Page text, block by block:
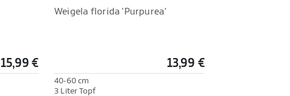
15,99 €
Weigela florida 'Purpurea'
13,99 €
40-60 cm
3 Liter Topf